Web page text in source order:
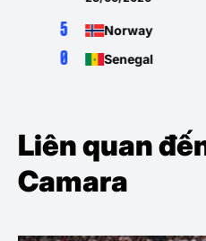
Norway
Senegal
Liên quan
Camara